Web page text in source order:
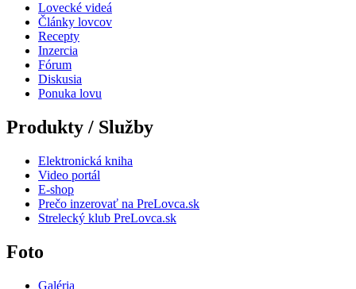
Lovecké videá
Články lovcov
Recepty
Inzercia
Fórum
Diskusia
Ponuka lovu
Produkty / Služby
Elektronická kniha
Video portál
E-shop
Prečo inzerovať na PreLovca.sk
Strelecký klub PreLovca.sk
Foto
Galéria